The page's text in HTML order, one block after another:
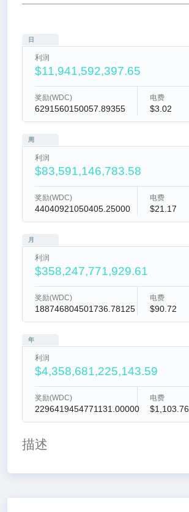
日
利润
$11,941,592,397.65
奖励(WDC)
6291560150057.89355
电费
$3.02
周
利润
$83,591,146,783.58
奖励(WDC)
44040921050405.25000
电费
$21.17
月
利润
$358,247,771,929.61
奖励(WDC)
188746804501736.78125
电费
$90.72
年
利润
$4,358,681,225,143.59
奖励(WDC)
2296419454771131.00000
电费
$1,103.76
描述